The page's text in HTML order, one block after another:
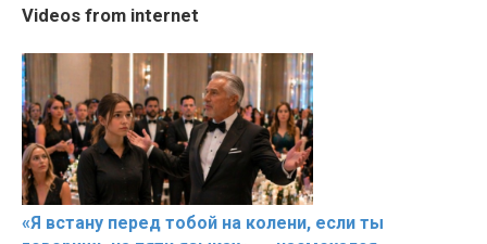
RONALDO and Fans
Beautiful Moments
Videos from internet
«Я встану перед тобой на колени, если ты